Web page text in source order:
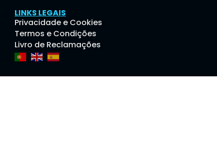
LINKS LEGAIS
Privacidade e Cookies
Termos e Condições
Livro de Reclamações